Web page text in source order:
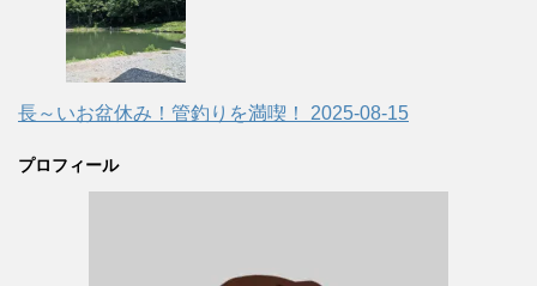
長～いお盆休み！管釣りを満喫！ 2025-08-15
プロフィール